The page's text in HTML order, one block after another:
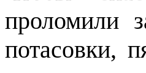
проломили
потасовки,